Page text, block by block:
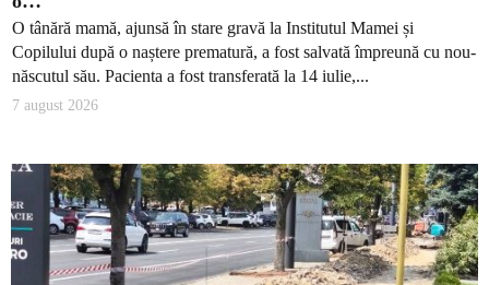
O tânără mamă, ajunsă în stare gravă la Institutul Mamei și
Copilului după o naștere prematură, a fost salvată împreună cu nou-
născutul său. Pacienta a fost transferată la 14 iulie,...
7 august 2026